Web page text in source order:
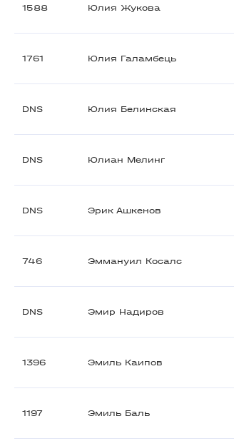
1588 Юлия Жукова
1761 Юлия Галамбець
DNS Юлия Белинская
DNS Юлиан Мелинг
DNS Эрик Ашкенов
746 Эммануил Косалс
DNS Эмир Надиров
1396 Эмиль Каипов
1197 Эмиль Баль